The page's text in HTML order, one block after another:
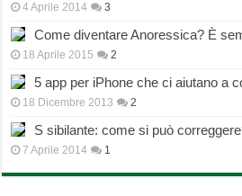
4 Aprile 2014 3
Come diventare Anoressica? È
18 Aprile 2015 2
5 app per iPhone che ci aiutano a
18 Dicembre 2013 2
S sibilante: come si può
7 Aprile 2014 1